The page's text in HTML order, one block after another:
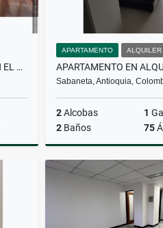
APARTAMENTO EN ALQUILER EN EL POBLADO
APARTAMENTO ALQUILER
Sabaneta, Antioquia,
2Alcobas 1
2 Baños 75